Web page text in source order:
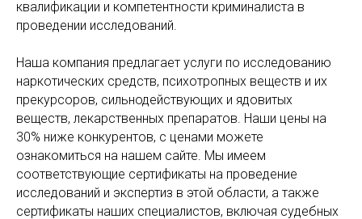
квалификации и компетентности криминалиста в
проведении исследований.
Наша компания предлагает услуги по исследованию
наркотических средств, психотропных веществ и их
прекурсоров, сильнодействующих и ядовитых
веществ, лекарственных препаратов. Наши цены на
30% ниже конкурентов, с ценами можете
ознакомиться на нашем сайте. Мы имеем
соответствующие сертификаты на проведение
исследований и экспертиз в этой области, а также
сертификаты наших специалистов, включая судебных